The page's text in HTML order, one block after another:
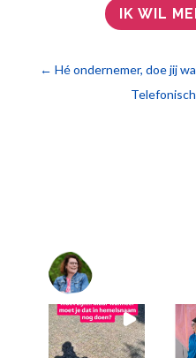
IK WIL
← Hé ondernemer, doe jij